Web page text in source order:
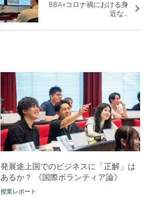
BBA×コロナ禍における身
近な...
発展途上国でのビジネスに「正解」は
あるか？ 《国際ボランティア論》
授業レポート